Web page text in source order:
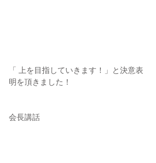
「 上を目指していきます！」と決意表
明を頂きました！
会長講話